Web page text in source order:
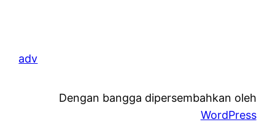
adv
Dengan bangga dipersembahkan oleh
WordPress